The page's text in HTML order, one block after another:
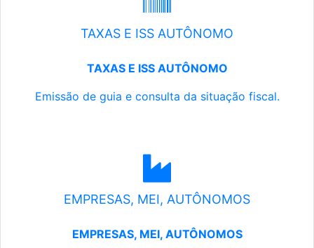
TAXAS E ISS AUTÔNOMO
TAXAS E ISS AUTÔNOMO
Emissão de guia e consulta da situação fiscal.
EMPRESAS, MEI, AUTÔNOMOS
EMPRESAS, MEI, AUTÔNOMOS